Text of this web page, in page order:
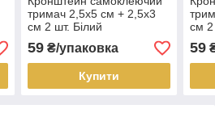
тримач 2,5х5 см + 2,5х3
см 2 шт. Білий
59₴/упаковка
Купити
см 2
59